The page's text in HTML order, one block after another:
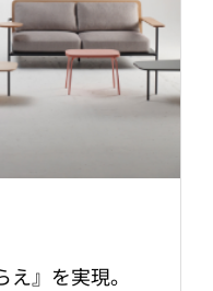
え』を実現。